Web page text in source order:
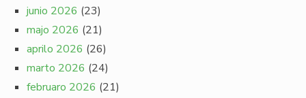
junio 2026 (23)
majo 2026 (21)
aprilo 2026 (26)
marto 2026 (24)
februaro 2026 (21)